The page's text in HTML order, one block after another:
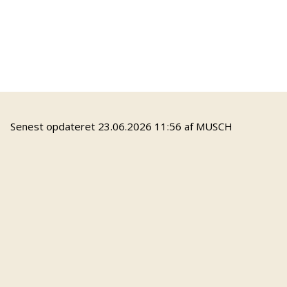
Senest opdateret 23.06.2026 11:56 af MUSCH